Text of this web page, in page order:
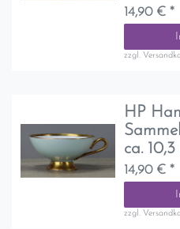
14,90 € *
zzgl.
HP
ca.
14,90 € *
zzgl.